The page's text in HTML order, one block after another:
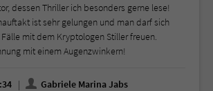
dessen Thriller ich besonders gerne lese!
ist sehr gelungen und man darf sich
mit dem Kryptologen Stiller freuen.
mit einem Augenzwinkern!
Gabriele Marina Jabs